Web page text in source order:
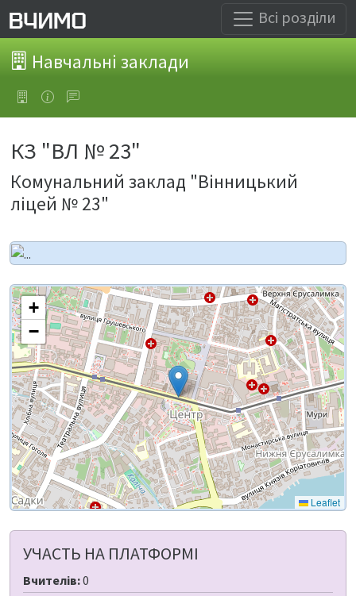
Всі розділи
Навчальні заклади
КЗ "ВЛ № 23"
Комунальний заклад "Вінницький
ліцей № 23"
+
−
Leaflet
УЧАСТЬ НА ПЛАТФОРМІ
Вчителів:0